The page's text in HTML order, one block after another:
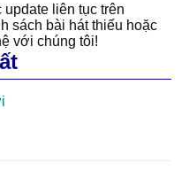
liên tục trên
sách bài hát thiếu hoặc
với chúng tôi!